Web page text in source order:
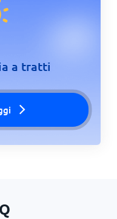
a tratti